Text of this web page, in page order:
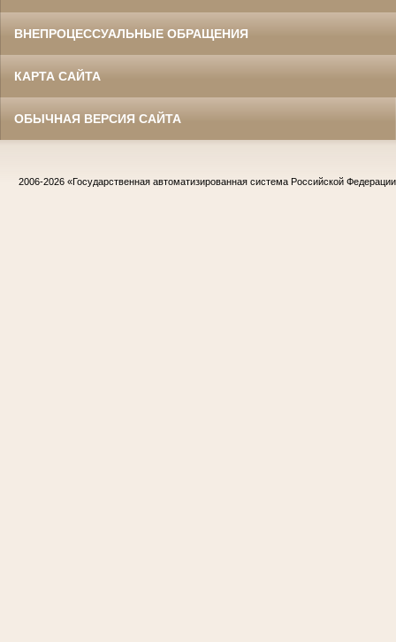
ВНЕПРОЦЕССУАЛЬНЫЕ ОБРАЩЕНИЯ
КАРТА САЙТА
ОБЫЧНАЯ ВЕРСИЯ САЙТА
2006-2026 «Государственная автоматизированная система Российской